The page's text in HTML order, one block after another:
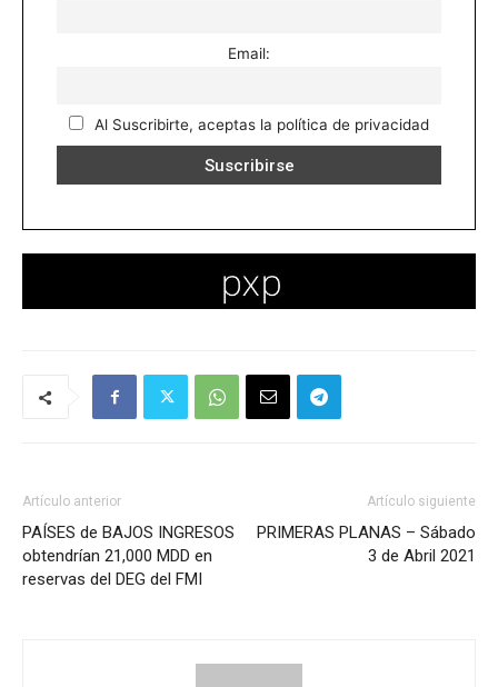
Email:
Al Suscribirte, aceptas la política de privacidad
Artículo anterior
PAÍSES de BAJOS INGRESOS
obtendrían 21,000 MDD en
reservas del DEG del FMI
Artículo siguiente
PRIMERAS PLANAS – Sábado
3 de Abril 2021